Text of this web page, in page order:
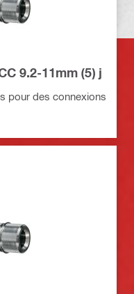
9.2-11mm (5) j
pour des connexions